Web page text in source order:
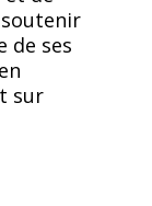
de ses
sur